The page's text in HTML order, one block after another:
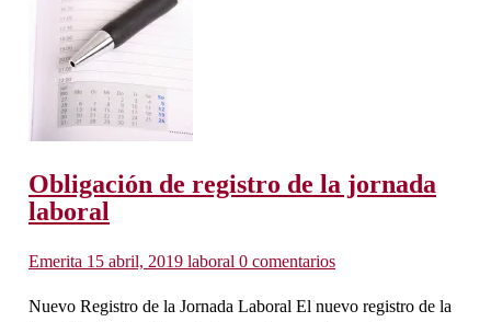
Obligación de registro de la jornada
laboral
Emerita 15 abril, 2019 laboral 0 comentarios
Nuevo Registro de la Jornada Laboral El nuevo registro de la